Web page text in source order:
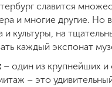
славится
и многие другие.
и культуры, на
каждый экспонат
– один из крупнейших и
– это